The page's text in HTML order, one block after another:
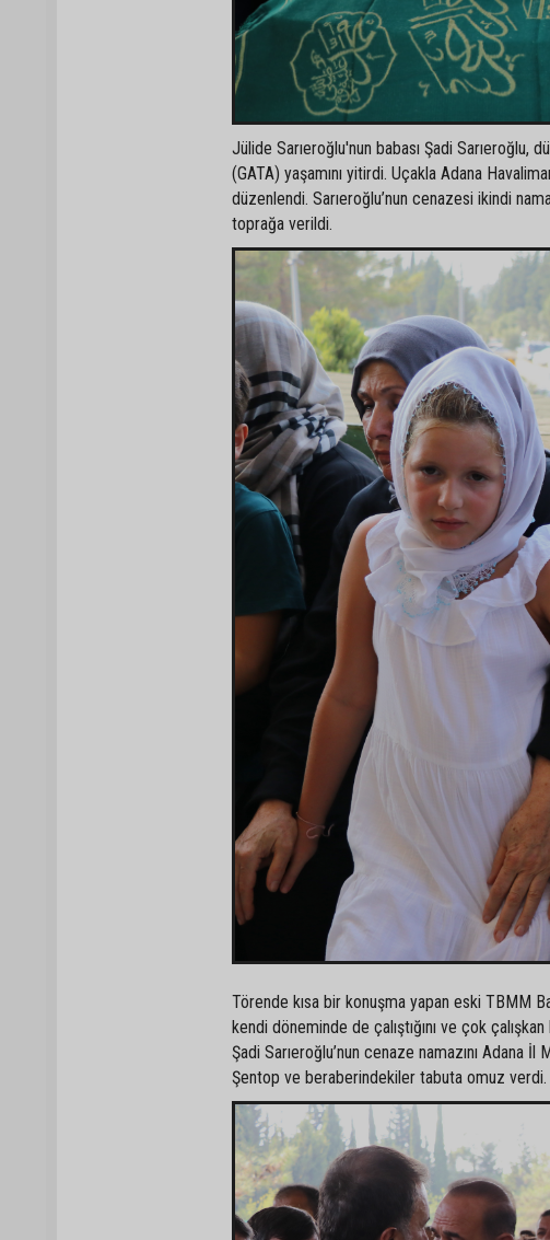
Jülide Sarıeroğlu'nun babası Şadi Sarıeroğlu,
(GATA) yaşamını yitirdi. Uçakla Adana
düzenlendi. Sarıeroğlu’nun cenazesi ikindi
toprağa verildi.
Törende kısa bir konuşma yapan eski TBMM
kendi döneminde de çalıştığını ve çok
Şadi Sarıeroğlu’nun cenaze namazını Adana İl
Şentop ve beraberindekiler tabuta omuz verdi.